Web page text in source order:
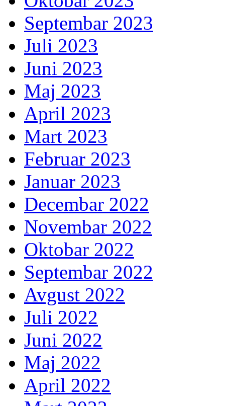
Septembar 2023
Juli 2023
Juni 2023
Maj 2023
April 2023
Mart 2023
Februar 2023
Januar 2023
Decembar 2022
Novembar 2022
Oktobar 2022
Septembar 2022
Avgust 2022
Juli 2022
Juni 2022
Maj 2022
April 2022